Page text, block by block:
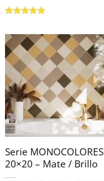
Serie MONOCOLORES
20×20 – Mate / Brillo